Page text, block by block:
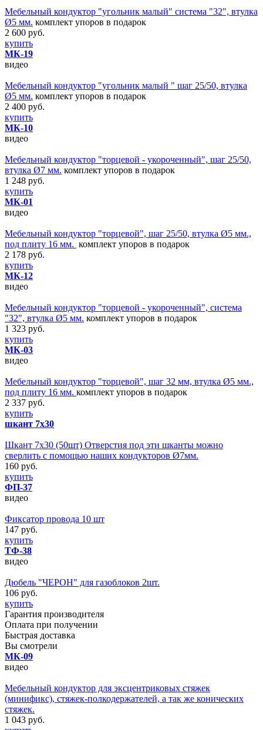
Мебельный кондуктор "угольник малый" система "32", втулка
Ø5 мм. комплект упоров в подарок
2 600 руб.
купить
МК-19
видео
Мебельный кондуктор "угольник малый " шаг 25/50, втулка
Ø5 мм. комплект упоров в подарок
2 400 руб.
купить
МК-10
видео
Мебельный кондуктор "торцевой - укороченный", шаг 25/50,
втулка Ø7 мм. комплект упоров в подарок
1 248 руб.
купить
МК-01
видео
Мебельный кондуктор "торцевой", шаг 25/50, втулка Ø5 мм.,
под плиту 16 мм. комплект упоров в подарок
2 178 руб.
купить
МК-12
видео
Мебельный кондуктор "торцевой - укороченный", система
"32", втулка Ø5 мм. комплект упоров в подарок
1 323 руб.
купить
МК-03
видео
Мебельный кондуктор "торцевой", шаг 32 мм, втулка Ø5 мм.,
под плиту 16 мм. комплект упоров в подарок
2 337 руб.
купить
шкант 7х30
Шкант 7х30 (50шт) Отверстия под эти шканты можно
сверлить с помощью наших кондукторов Ø7мм.
160 руб.
купить
ФП-37
видео
Фиксатор провода 10 шт
147 руб.
купить
ТФ-38
видео
Дюбель "ЧЕРОН" для газоблоков 2шт.
106 руб.
купить
Гарантия производителя
Оплата при получении
Быстрая доставка
Вы смотрели
МК-09
видео
Мебельный кондуктор для эксцентриковых стяжек
(минификс), стяжек-полкодержателей, а так же конических
стяжек.
1 043 руб.